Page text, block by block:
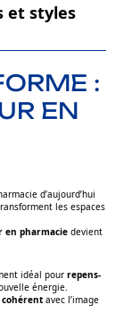
et styles
:
EN
d’aujourd’hui
les espaces
en pharmacie devient
idéal pour repens­
énergie.
avec l’image